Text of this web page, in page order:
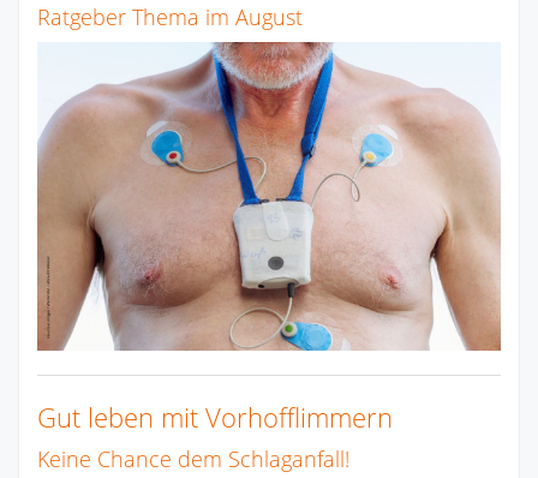
Ratgeber Thema im August
Gut leben mit Vorhofflimmern
Keine Chance dem Schlaganfall!